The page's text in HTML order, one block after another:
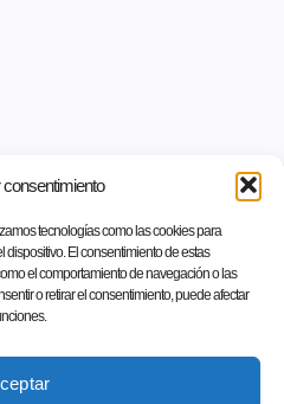
tecnologías como las cookies para
El consentimiento de estas
el comportamiento de navegación o las
o retirar el consentimiento, puede afectar